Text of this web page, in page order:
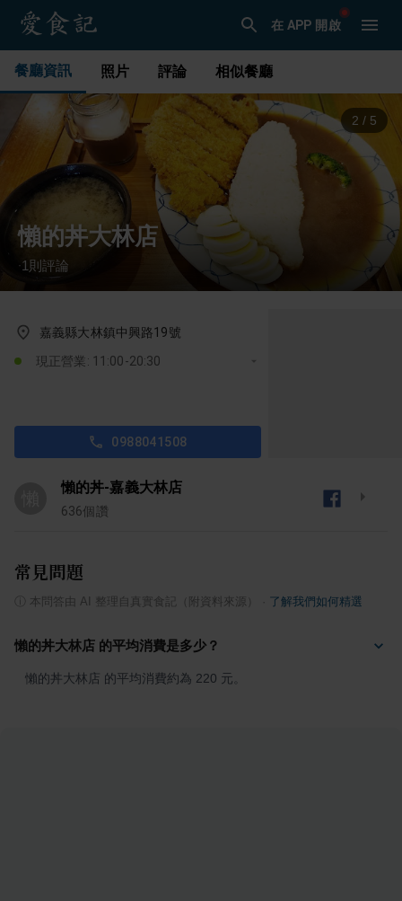
在 APP 開啟
餐廳資訊 照片 評論 相似餐廳
3 / 5
懶的丼大林店
·1 則評論
嘉義縣大林鎮中興路19號
現正營業: 11:00-20:30
0988041508
懶的丼-嘉義大林店
636個讚
常見問題
本問答由 AI 整理自真實食記（附資料來源） 了解我們如何精選
懶的丼大林店 的平均消費是多少？
懶的丼大林店 的平均消費約為 220 元。